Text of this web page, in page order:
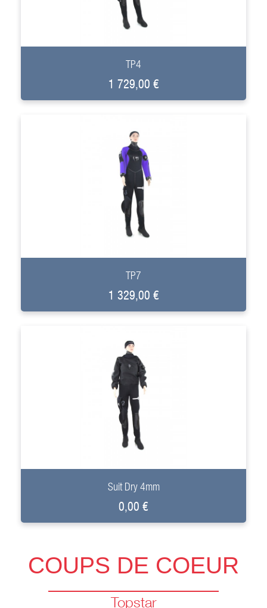
+
TP4
1 729,00 €
+
TP7
1 329,00 €
+
Suit Dry 4mm
0,00 €
COUPS DE COEUR
Topstar